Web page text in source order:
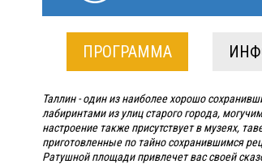
ПРОГРАММА
Таллин - один из наиболее хорошо
лабиринтами из улиц старого города,
настроение также присутствует в музеях,
приготовленные по тайно сохранившимся
Ратушной площади привлечет вас своей